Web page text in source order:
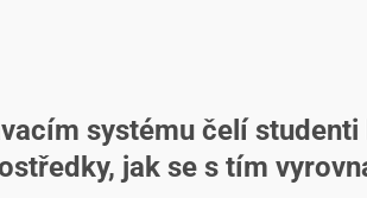
systému čelí
jak se s tím